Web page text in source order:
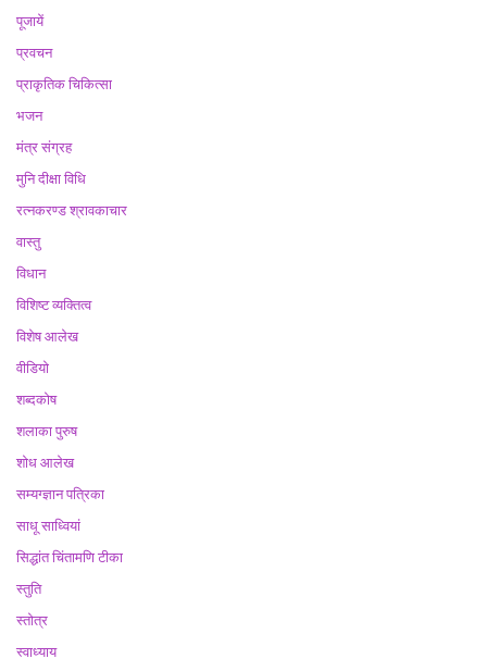
पूजायें
प्रवचन
प्राकृतिक चिकित्सा
भजन
मंत्र संग्रह
मुनि दीक्षा विधि
रत्नकरण्ड श्रावकाचार
वास्तु
विधान
विशिष्ट व्यक्तित्व
विशेष आलेख
वीडियो
शब्दकोष
शलाका पुरुष
शोध आलेख
सम्यग्ज्ञान पत्रिका
साधू साध्वियां
सिद्धांत चिंतामणि टीका
स्तुति
स्तोत्र
स्वाध्याय